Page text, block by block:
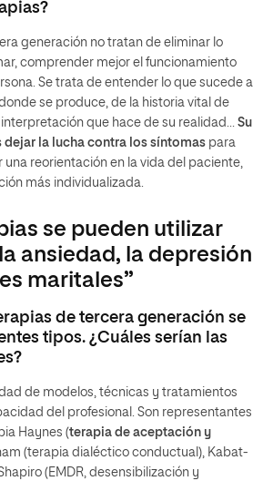
generación no tratan de eliminar lo
comprender mejor el funcionamiento
Se trata de entender lo que sucede a
se produce, de la historia vital de
que hace de su realidad… Su
dejar la lucha contra los síntomas para
una reorientación en la vida del paciente,
más individualizada.
se pueden utilizar
ansiedad, la depresión
maritales”
de tercera generación se
tipos. ¿Cuáles serían las
de modelos, técnicas y tratamientos
del profesional. Son representantes
Haynes (terapia de aceptación y
(terapia dialéctico conductual), Kabat-
(EMDR, desensibilización y